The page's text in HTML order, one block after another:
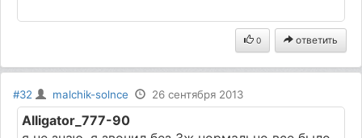
0 ответить
#32 malchik-solnce 26 сентября 2013
Alligator_777-90